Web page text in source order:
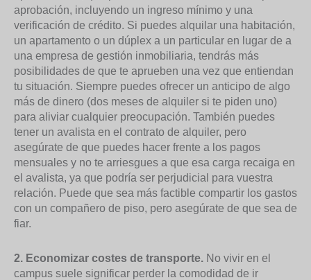
aprobación, incluyendo un ingreso mínimo y una
verificación de crédito. Si puedes alquilar una habitación,
un apartamento o un dúplex a un particular en lugar de a
una empresa de gestión inmobiliaria, tendrás más
posibilidades de que te aprueben una vez que entiendan
tu situación. Siempre puedes ofrecer un anticipo de algo
más de dinero (dos meses de alquiler si te piden uno)
para aliviar cualquier preocupación. También puedes
tener un avalista en el contrato de alquiler, pero
asegúrate de que puedes hacer frente a los pagos
mensuales y no te arriesgues a que esa carga recaiga en
el avalista, ya que podría ser perjudicial para vuestra
relación. Puede que sea más factible compartir los gastos
con un compañero de piso, pero asegúrate de que sea de
fiar.
2. Economizar costes de transporte. No vivir en el
campus suele significar perder la comodidad de ir